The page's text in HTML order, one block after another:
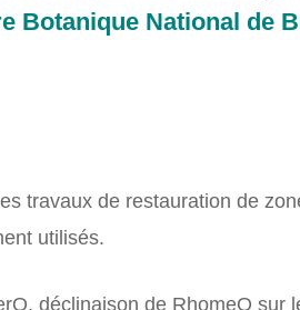
Botanique National de
travaux de restauration de
utilisés.
déclinaison de RhomeO sur